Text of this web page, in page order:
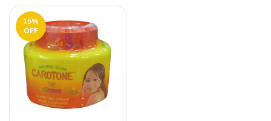
15%
OFF